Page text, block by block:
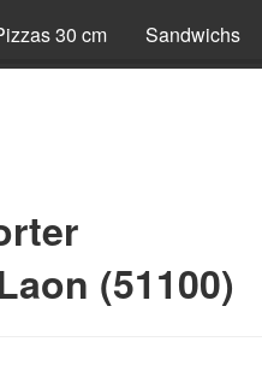
30 cm Sandwichs
(51100)